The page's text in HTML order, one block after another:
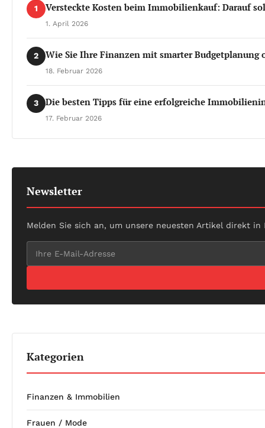
1 Versteckte Kosten beim Immobilienkauf: Darauf
1. April 2026
2 Wie Sie Ihre Finanzen mit smarter
18. Februar 2026
3 Die besten Tipps für eine erfolgreiche
17. Februar 2026
Newsletter
Melden Sie sich an, um unsere neuesten Artikel direkt
Kategorien
Finanzen & Immobilien
Frauen / Mode